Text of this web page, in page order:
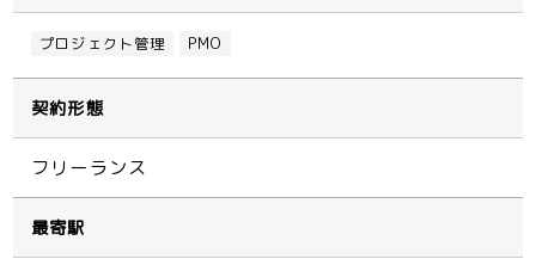
プロジェクト管理 PMO
契約形態
フリーランス
最寄駅